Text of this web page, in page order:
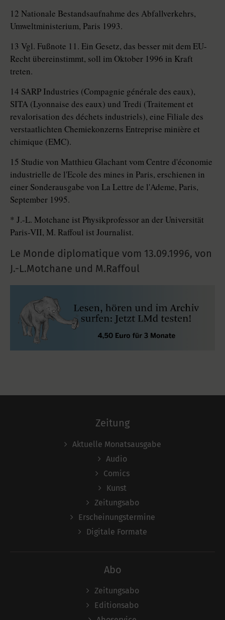
12 Nationale Bestandsaufnahme des Abfallverkehrs,
Umweltministerium, Paris 1993.
13 Vgl. Fußnote 11. Ein Gesetz, das besser mit dem EU-
Recht übereinstimmt, soll im Oktober 1996 in Kraft
treten.
14 SARP Industries (Compagnie générale des eaux),
SITA (Lyonnaise des eaux) und Tredi (Traitement et
revalorisation des déchets industriels), eine Filiale des
verstaatlichten Chemiekonzerns Entreprise minière et
chimique (EMC).
15 Studie von Matthieu Glachant vom Centre d'économie
industrielle de l'Ecole des mines in Paris, erschienen in
einer Sonderausgabe von La Lettre de l'Ademe, Paris,
September 1995.
* J.-L. Motchane ist Physikprofessor an der Universität
Paris-VII, M. Raffoul ist Journalist.
Le Monde diplomatique vom 13.09.1996, von
J.-L.Motchane und M.Raffoul
Zeitung
Aktuelle Monatsausgabe
Audio
Comics
Kunst
Zeitungsabo
Erscheinungstermine
Digitale Formate
Abo
Zeitungsabo
Editionsabo